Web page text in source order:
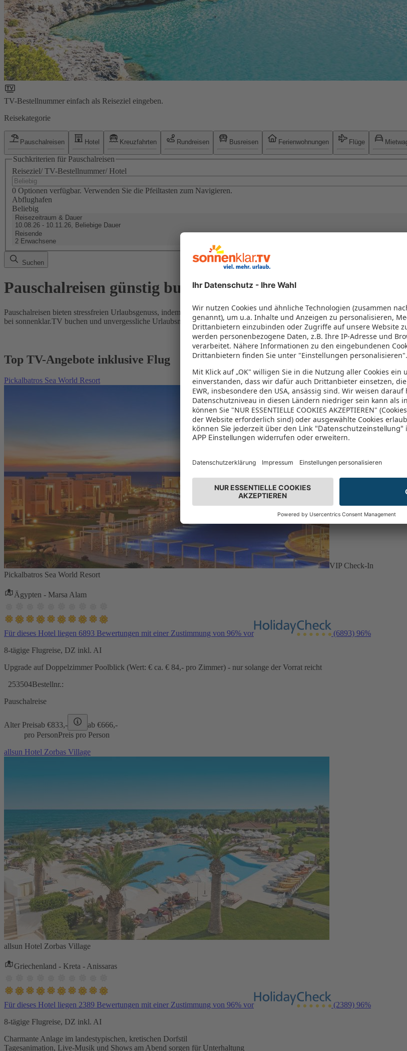
TV-Bestellnummer einfach als Reiseziel eingeben.
Reisekategorie
Pauschalreisen Hotel Kreuzfahrten Rundreisen Busreisen Ferienwohnungen Flüge
Suchkriterien für Pauschalreisen
Reiseziel/ TV-Bestellnummer/ Hotel
0 Optionen verfügbar. Verwenden Sie die Pfeiltasten zum Navigieren.
Abflughafen
Beliebig
Reisezeitraum & Dauer
10.08.26 - 10.11.26, Beliebige Dauer
Reisende
2 Erwachsene
Suchen
Pauschalreisen günstig buchen
Pauschalreisen bieten stressfreien Urlaubsgenuss, indem Flug und Hotel in einem Paket kombiniert werden – das spart Zeit
bei sonnenklar.TV buchen und unvergessliche Urlaubsmomente erleben!
Top TV-Angebote inklusive Flug
Pickalbatros Sea World Resort
VIP Check-In
Pickalbatros Sea World Resort
Ägypten - Marsa Alam
Für dieses Hotel liegen 6893 Bewertungen mit einer Zustimmung von 96% vor (6893) 96%
8-tägige Flugreise, DZ inkl. AI
Upgrade auf Doppelzimmer Poolblick (Wert: € ca. € 84,- pro Zimmer) - nur solange der Vorrat reicht
253504Bestellnr.:
Pauschalreise
Alter Preisab €833,- ab €666,-
pro PersonPreis pro Person
allsun Hotel Zorbas Village
allsun Hotel Zorbas Village
Griechenland - Kreta - Anissaras
Für dieses Hotel liegen 2389 Bewertungen mit einer Zustimmung von 96% vor (2389) 96%
8-tägige Flugreise, DZ inkl. AI
Charmante Anlage im landestypischen, kretischen Dorfstil
Tagesanimation, Live-Musik und Shows am Abend sorgen für Unterhaltung